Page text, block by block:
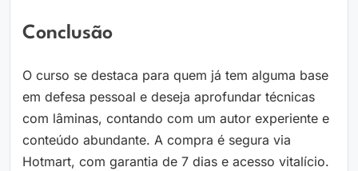
Conclusão
O curso se destaca para quem já tem alguma base
em defesa pessoal e deseja aprofundar técnicas
com lâminas, contando com um autor experiente e
conteúdo abundante. A compra é segura via
Hotmart, com garantia de 7 dias e acesso vitalício.